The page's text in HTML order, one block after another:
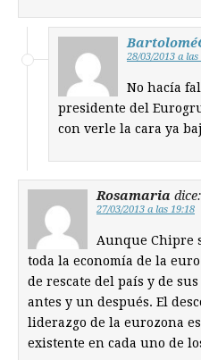
28/03/2013 a las
No hacía
presidente del
con verle la cara ya
Rosamaria dice:
27/03/2013 a las 19:18
Aunque Chipre
toda la economía de la
de rescate del país y de
antes y un después. El
liderazgo de la eurozona
existente en cada uno de